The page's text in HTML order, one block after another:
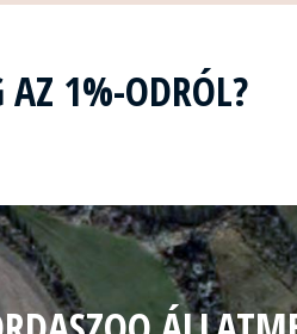
AZ 1%-ODRÓL?